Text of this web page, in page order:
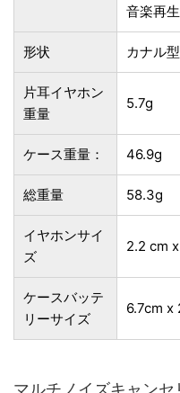
音楽再
形状 ‎カナル型
片耳イヤホン
重量
5.7g
ケース重量： 46.9g
総重量 58.3g
イヤホンサイ
ズ
2.2 cm
ケースバッテ
リーサイズ
6.7cm x